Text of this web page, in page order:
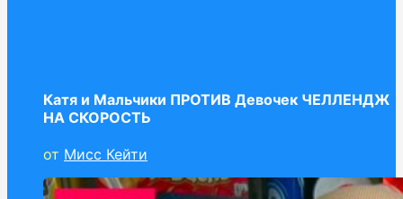
Катя и Мальчики ПРОТИВ Девочек ЧЕЛЛЕНДЖ
НА СКОРОСТЬ
от Мисс Кейти